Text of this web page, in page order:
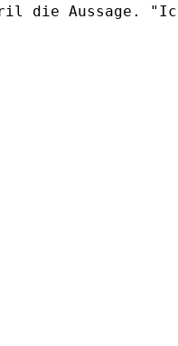
die Aussage.